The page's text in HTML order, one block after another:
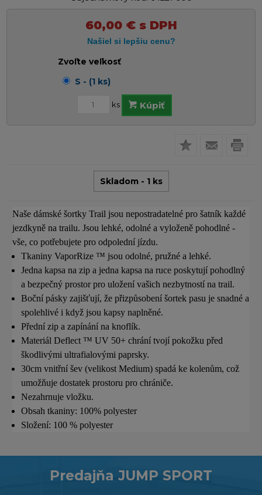
60,00 €s DPH
Zvoľte veľkosť
S - (1 ks)
ks Kúpiť
Skladom - 1 ks
Naše dámské šortky Trail jsou nepostradatelné pro šatník každé
jezdkyně na trailu. Jsou lehké, odolné a vyloženě pohodlné -
vše, co potřebujete pro odpolední jízdu.
Tkaniny VaporRize ™ jsou odolné, pružné a lehké.
Jedna kapsa na zip a jedna kapsa na ruce poskytují pohodlný
a bezpečný prostor pro uložení vašich nezbytností na trail.
Boční pásky zajišťují, že přizpůsobení šortek pasu je snadné a
spolehlivé i když jsou kapsy naplněné.
Přední zip a zapínání na knoflík.
Materiál Deflect ™ UV 50+ chrání tvojí pokožku před
škodlivými ultrafialovými paprsky.
30cm vnitřní šev (velikost Medium) spadá ke kolenům, což
umožňuje dostatek prostoru pro chrániče.
Nezahrnuje vložku.
Obsah tkaniny: 100% polyester
Složení: 100 % polyester
Predajňa JUMP SPORT